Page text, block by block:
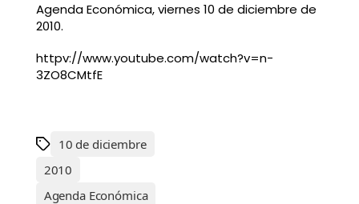
Agenda Económica, viernes 10 de diciembre de
2010.
httpv://www.youtube.com/watch?v=n-
3ZO8CMtfE
10 de diciembre
2010
Agenda Económica